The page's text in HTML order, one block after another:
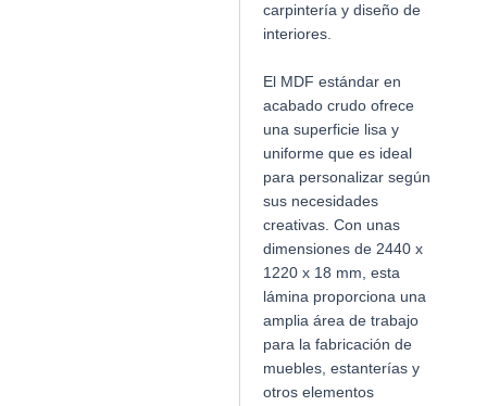
carpintería y diseño de
interiores.
El MDF estándar en
acabado crudo ofrece
una superficie lisa y
uniforme que es ideal
para personalizar según
sus necesidades
creativas. Con unas
dimensiones de 2440 x
1220 x 18 mm, esta
lámina proporciona una
amplia área de trabajo
para la fabricación de
muebles, estanterías y
otros elementos